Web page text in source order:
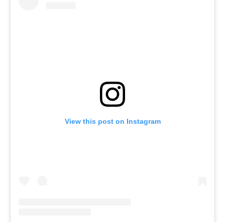
View this post on Instagram